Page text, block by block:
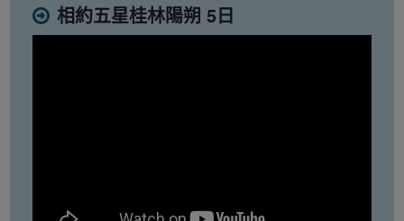
相約五星桂林陽朔 5日